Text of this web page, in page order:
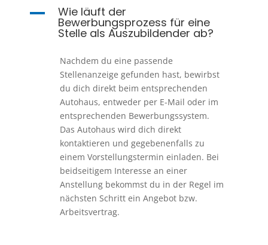
A Wie läuft der
Bewerbungsprozess für eine
Stelle als Auszubildender ab?
Nachdem du eine passende
Stellenanzeige gefunden hast, bewirbst
du dich direkt beim entsprechenden
Autohaus, entweder per E-Mail oder im
entsprechenden Bewerbungssystem.
Das Autohaus wird dich direkt
kontaktieren und gegebenenfalls zu
einem Vorstellungstermin einladen. Bei
beidseitigem Interesse an einer
Anstellung bekommst du in der Regel im
nächsten Schritt ein Angebot bzw.
Arbeitsvertrag.